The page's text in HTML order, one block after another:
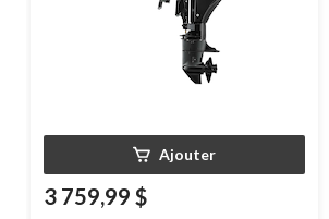
Ajouter
3 759,99 $